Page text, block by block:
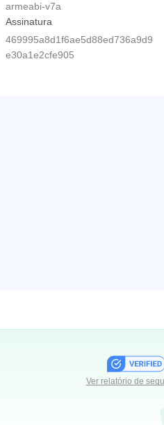
armeabi-v7a
Assinatura
469995a8d1f6ae5d88ed736a9d9
e30a1e2cfe905
Ver relatório de